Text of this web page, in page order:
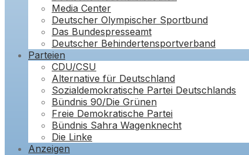
Media Center
Deutscher Olympischer Sportbund
Das Bundespresseamt
Deutscher Behindertensportverband
Parteien
CDU/CSU
Alternative für Deutschland
Sozialdemokratische Partei Deutschlands
Bündnis 90/Die Grünen
Freie Demokratische Partei
Bündnis Sahra Wagenknecht
Die Linke
Anzeigen